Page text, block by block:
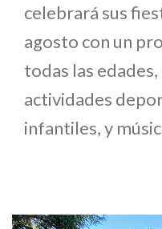
celebrará sus
agosto con un
todas las
actividades
infantiles, y